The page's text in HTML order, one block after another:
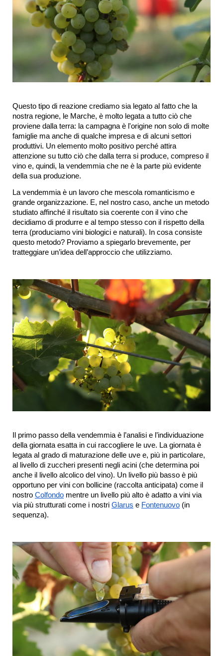
Questo tipo di reazione crediamo sia legato al fatto che la
nostra regione, le Marche, è molto legata a tutto ciò che
proviene dalla terra: la campagna è l'origine non solo di molte
famiglie ma anche di qualche impresa e di alcuni settori
produttivi. Un elemento molto positivo perché attira
attenzione su tutto ciò che dalla terra si produce, compreso il
vino e, quindi, la vendemmia che ne è la parte più evidente
della sua produzione.
La vendemmia è un lavoro che mescola romanticismo e
grande organizzazione. E, nel nostro caso, anche un metodo
studiato affinché il risultato sia coerente con il vino che
decidiamo di produrre e al tempo stesso con il rispetto della
terra (produciamo vini biologici e naturali). In cosa consiste
questo metodo? Proviamo a spiegarlo brevemente, per
tratteggiare un’idea dell’approccio che utilizziamo.
Il primo passo della vendemmia è l’analisi e l’individuazione
della giornata esatta in cui raccogliere le uve. La giornata è
legata al grado di maturazione delle uve e, più in particolare,
al livello di zuccheri presenti negli acini (che determina poi
anche il livello alcolico del vino). Un livello più basso è più
opportuno per vini con bollicine (raccolta anticipata) come il
nostro Colfondo mentre un livello più alto è adatto a vini via
via più strutturati come i nostri Glarus e Fontenuovo (in
sequenza).